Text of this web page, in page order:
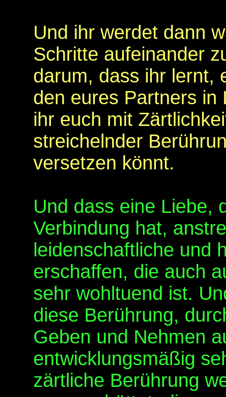
Und ihr werdet dann
Schritte aufeinander
darum, dass ihr lernt,
den eures Partners in
ihr euch mit
streichelnder
versetzen könnt.
Und dass eine Liebe,
Verbindung hat,
leidenschaftliche und
erschaffen, die auch
sehr wohltuend ist.
diese Berührung,
Geben und Nehmen
entwicklungsmäßig
zärtliche Berührung